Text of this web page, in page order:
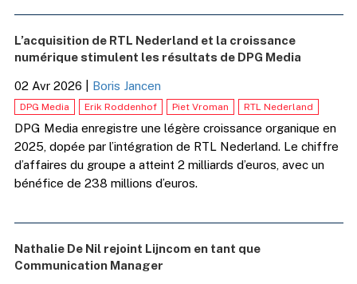
L’acquisition de RTL Nederland et la croissance
numérique stimulent les résultats de DPG Media
02 Avr 2026 Boris Jancen
DPG Media Erik Roddenhof Piet Vroman RTL Nederland
DPG Media enregistre une légère croissance organique en
2025, dopée par l’intégration de RTL Nederland. Le chiffre
d’affaires du groupe a atteint 2 milliards d’euros, avec un
bénéfice de 238 millions d’euros.
Nathalie De Nil rejoint Lijncom en tant que
Communication Manager